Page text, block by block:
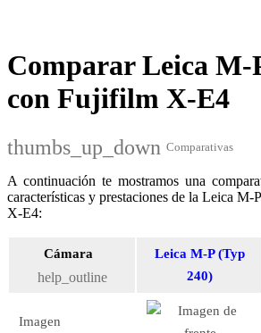
Comparar Leica M-
con Fujifilm X-E4
thumbs_up_down Comparativas
A continuación te mostramos una
características y prestaciones de la Leica
X-E4:
Cámara
help_outline
Leica M-P (Typ
240)
Imagen